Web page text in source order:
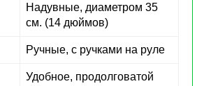
Надувные, диаметром 35
см. (14 дюймов)
Ручные, с ручками на руле
Удобное, продолговатой